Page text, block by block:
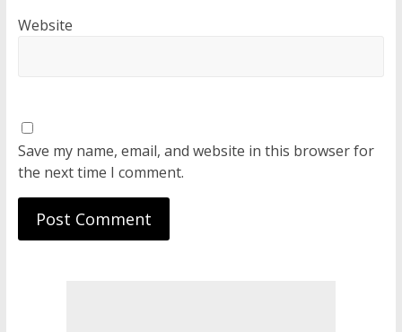
Website
Save my name, email, and website in this browser for
the next time I comment.